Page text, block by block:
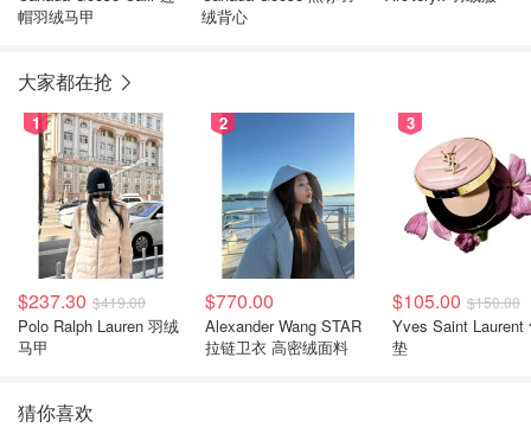
帽羽绒马甲
绒背心
大家都在抢
1
$237.30 $419.00
Polo Ralph Lauren 羽绒
马甲
2
$770.00
Alexander Wang STAR
拉链卫衣 高密绒面料
3
$105.00 $150.00
Yves Saint Laurent
垫
猜你喜欢